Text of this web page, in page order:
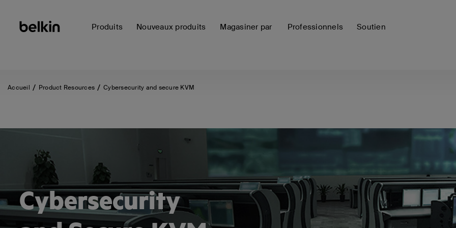
Produits Nouveaux produits Magasiner par Professionnels Soutien
Accueil Product Resources Cybersecurity and secure KVM
Cybersecurity